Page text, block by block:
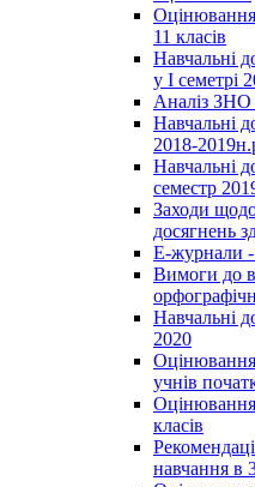
Оцінювання
11 класів
Навчальні
у І семетрі
Аналіз
Навчальні
2018-
Навчальні
семестр
Заходи
досягнень
Е-журнали -
Вимоги до
Навчальні
2020
Оцінювання
учнів
Оцінювання
класів
навчання в